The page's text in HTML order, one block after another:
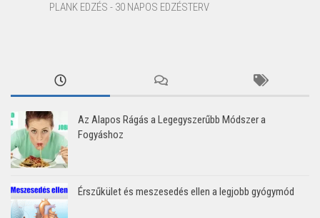
PLANK EDZÉS - 30 NAPOS EDZÉSTERV
Az Alapos Rágás a Legegyszerűbb Módszer a
Fogyáshoz
Érszűkület és meszesedés ellen a legjobb gyógymód